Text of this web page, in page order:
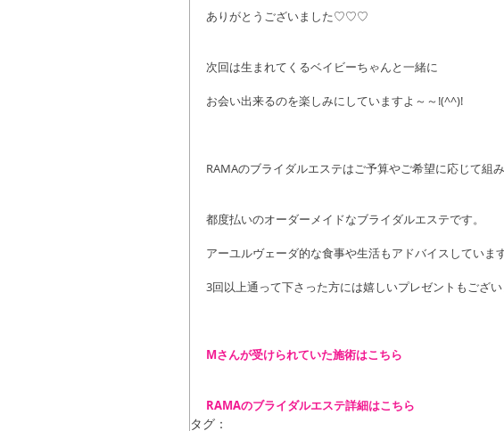
ありがとうございました♡♡♡
次回は生まれてくるベイビーちゃんと一緒に
お会い出来るのを楽しみにしていますよ～～!(^^)!
RAMAのブライダルエステはご予算やご希望に応じて組
都度払いのオーダーメイドなブライダルエステです。
アーユルヴェーダ的な食事や生活もアドバイスしています
3回以上通って下さった方には嬉しいプレゼントもござ
Mさんが受けられていた施術はこちら
RAMAのブライダルエステ詳細はこちら
タグ：